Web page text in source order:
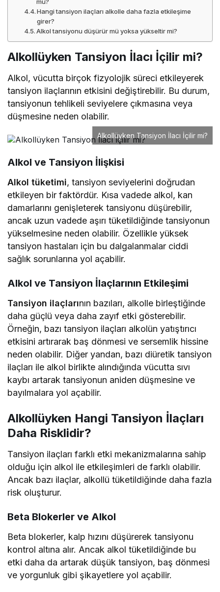
mu?
Hangi tansiyon ilaçları alkolle daha fazla etkileşime
girer?
Alkol tansiyonu düşürür mü yoksa yükseltir mi?
Alkollüyken Tansiyon İlacı İçilir mi?
Alkol, vücutta birçok fizyolojik süreci etkileyerek
tansiyon ilaçlarının etkisini değiştirebilir. Bu durum,
tansiyonun tehlikeli seviyelere çıkmasına veya
düşmesine neden olabilir.
Alkollüyken Tansiyon İlacı İçilir mi?
Alkol ve Tansiyon İlişkisi
Alkol tüketimi, tansiyon seviyelerini doğrudan
etkileyen bir faktördür. Kısa vadede alkol, kan
damarlarını genişleterek tansiyonu düşürebilir,
ancak uzun vadede aşırı tüketildiğinde tansiyonun
yükselmesine neden olabilir. Özellikle yüksek
tansiyon hastaları için bu dalgalanmalar ciddi
sağlık sorunlarına yol açabilir.
Alkol ve Tansiyon İlaçlarının Etkileşimi
Tansiyon ilaçlarının bazıları, alkolle birleştiğinde
daha güçlü veya daha zayıf etki gösterebilir.
Örneğin, bazı tansiyon ilaçları alkolün yatıştırıcı
etkisini artırarak baş dönmesi ve sersemlik hissine
neden olabilir. Diğer yandan, bazı diüretik tansiyon
ilaçları ile alkol birlikte alındığında vücutta sıvı
kaybı artarak tansiyonun aniden düşmesine ve
bayılmalara yol açabilir.
Alkollüyken Hangi Tansiyon İlaçları
Daha Risklidir?
Tansiyon ilaçları farklı etki mekanizmalarına sahip
olduğu için alkol ile etkileşimleri de farklı olabilir.
Ancak bazı ilaçlar, alkollü tüketildiğinde daha fazla
risk oluşturur.
Beta Blokerler ve Alkol
Beta blokerler, kalp hızını düşürerek tansiyonu
kontrol altına alır. Ancak alkol tüketildiğinde bu
etki daha da artarak düşük tansiyon, baş dönmesi
ve yorgunluk gibi şikayetlere yol açabilir.